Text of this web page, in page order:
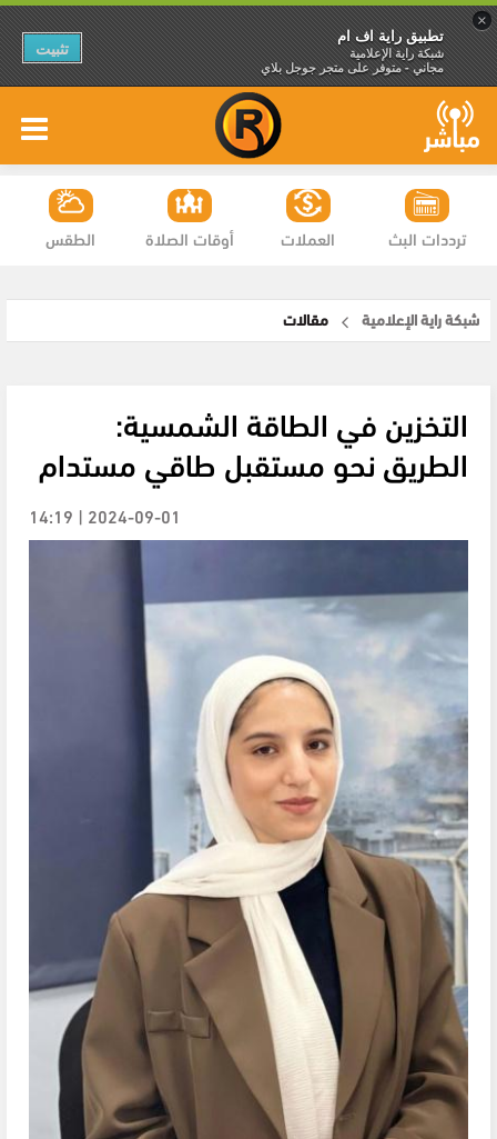
×
تطبيق راية اف ام
شبكة راية الإعلامية
مجاني - متوفر على متجر جوجل بلاي
تثبيت
الطقس أوقات الصلاة العملات ترددات البث
شبكة راية الإعلامية مقالات
التخزين في الطاقة الشمسية:
الطريق نحو مستقبل طاقي مستدام
2024-09-01 | 14:19